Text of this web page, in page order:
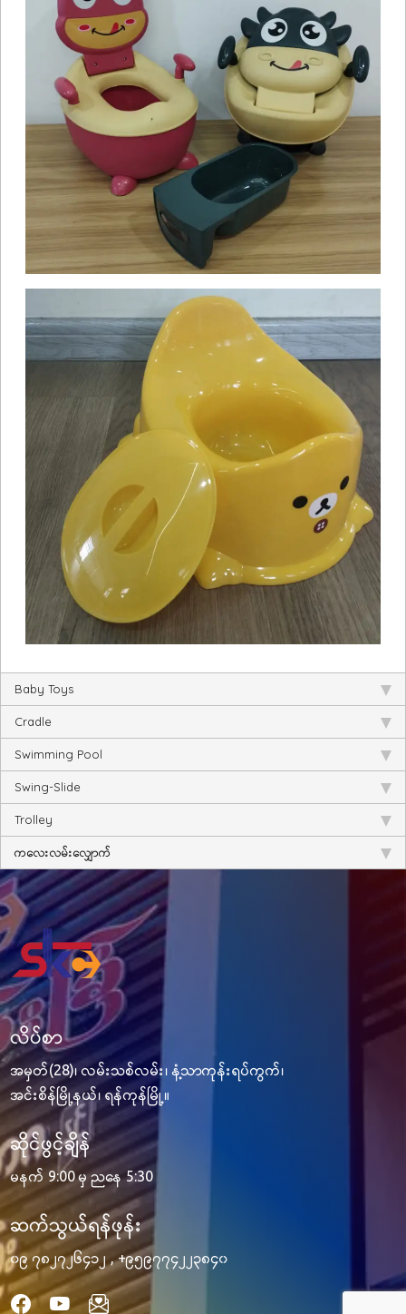
Baby Toys
Cradle
Swimming Pool
Swing-Slide
Trolley
ကလေးလမ်းလျှောက်
လိပ်စာ
အမှတ်(28)၊ လမ်းသစ်လမ်း၊ နံ့သာကုန်းရပ်ကွက်၊
အင်းစိန်မြို့နယ်၊ ရန်ကုန်မြို့။
ဆိုင်ဖွင့်ချိန်
မနက် 9:00 မှ ညနေ 5:30
ဆက်သွယ်ရန်ဖုန်း
၀၉ ၇၈၂၇၂၆၄၁၂ ,+၉၅၉၇၇၄၂၂၃၈၄၀